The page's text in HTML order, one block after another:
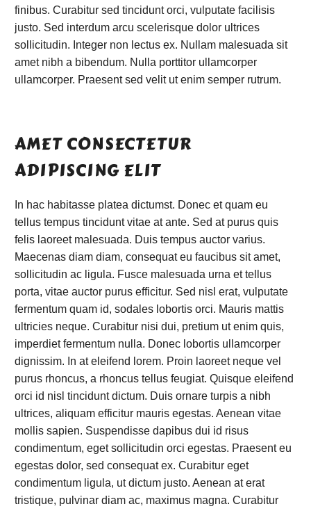
finibus. Curabitur sed tincidunt orci, vulputate facilisis
justo. Sed interdum arcu scelerisque dolor ultrices
sollicitudin. Integer non lectus ex. Nullam malesuada sit
amet nibh a bibendum. Nulla porttitor ullamcorper
ullamcorper. Praesent sed velit ut enim semper rutrum.
AMET CONSECTETUR
ADIPISCING ELIT
In hac habitasse platea dictumst. Donec et quam eu
tellus tempus tincidunt vitae at ante. Sed at purus quis
felis laoreet malesuada. Duis tempus auctor varius.
Maecenas diam diam, consequat eu faucibus sit amet,
sollicitudin ac ligula. Fusce malesuada urna et tellus
porta, vitae auctor purus efficitur. Sed nisl erat, vulputate
fermentum quam id, sodales lobortis orci. Mauris mattis
ultricies neque. Curabitur nisi dui, pretium ut enim quis,
imperdiet fermentum nulla. Donec lobortis ullamcorper
dignissim. In at eleifend lorem. Proin laoreet neque vel
purus rhoncus, a rhoncus tellus feugiat. Quisque eleifend
orci id nisl tincidunt dictum. Duis ornare turpis a nibh
ultrices, aliquam efficitur mauris egestas. Aenean vitae
mollis sapien. Suspendisse dapibus dui id risus
condimentum, eget sollicitudin orci egestas. Praesent eu
egestas dolor, sed consequat ex. Curabitur eget
condimentum ligula, ut dictum justo. Aenean at erat
tristique, pulvinar diam ac, maximus magna. Curabitur